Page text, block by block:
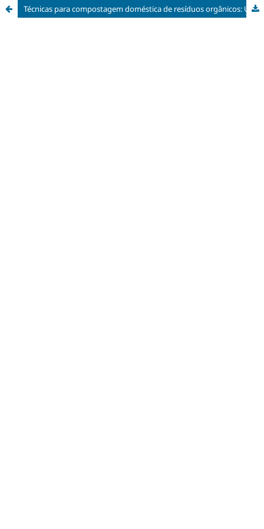
Técnicas para compostagem doméstica de resíduos orgânicos: Uma revisão de literatura